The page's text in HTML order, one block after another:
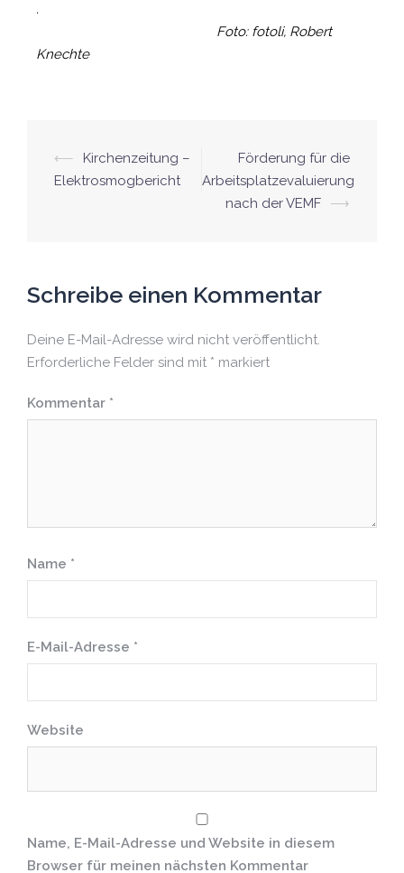
.
Foto: fotoli, Robert
Knechte
⟵
Kirchenzeitung –
Elektrosmogbericht
Förderung für die
Arbeitsplatzevaluierung
nach der VEMF
⟶
Schreibe einen Kommentar
Deine E-Mail-Adresse wird nicht veröffentlicht.
Erforderliche Felder sind mit * markiert
Kommentar *
Name *
E-Mail-Adresse *
Website
Name, E-Mail-Adresse und Website in diesem
Browser für meinen nächsten Kommentar